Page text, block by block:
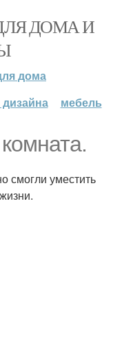
ДОМА И
дома
мебель
смогли уместить